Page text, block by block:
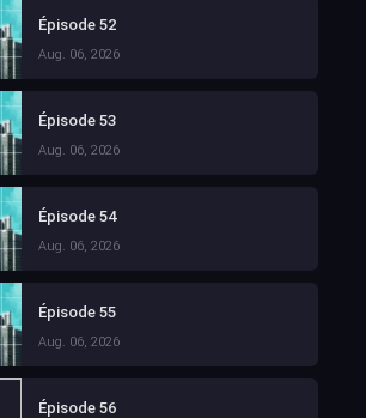
Épisode 52
Aug. 06, 2026
Épisode 53
Aug. 06, 2026
Épisode 54
Aug. 06, 2026
Épisode 55
Aug. 06, 2026
Épisode 56